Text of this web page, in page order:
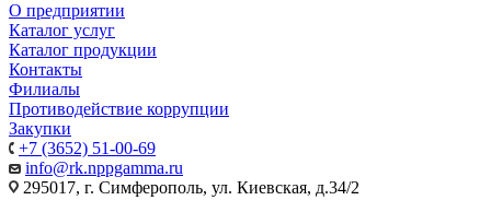
О предприятии
Каталог услуг
Каталог продукции
Контакты
Филиалы
Противодействие коррупции
Закупки
+7 (3652) 51-00-69
info@rk.nppgamma.ru
295017, г. Симферополь, ул. Киевская, д.34/2